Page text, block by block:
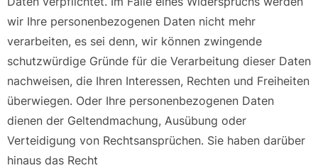
wir Ihre personenbezogenen Daten nicht mehr
verarbeiten, es sei denn, wir können zwingende
schutzwürdige Gründe für die Verarbeitung dieser Daten
nachweisen, die Ihren Interessen, Rechten und Freiheiten
überwiegen. Oder Ihre personenbezogenen Daten
dienen der Geltendmachung, Ausübung oder
Verteidigung von Rechtsansprüchen. Sie haben darüber
hinaus das Recht